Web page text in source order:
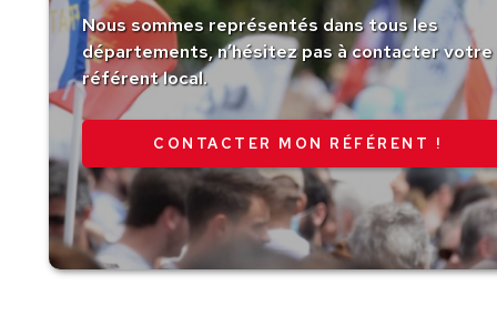
Nous sommes représentés dans tous les
départements, n’hésitez pas à contacter votre
référent local.
CONTACTER MON RÉFÉRENT !